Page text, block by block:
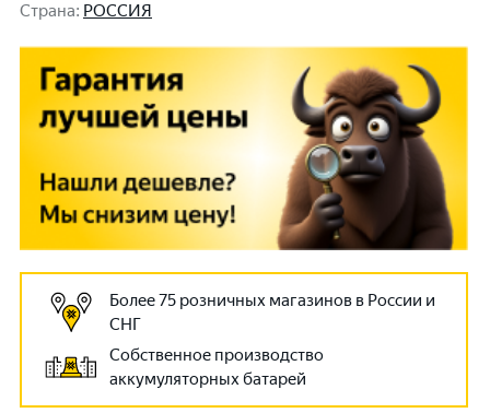
Cтрана: РОССИЯ
Более 75 розничных магазинов в России и
СНГ
Собственное производство
аккумуляторных батарей